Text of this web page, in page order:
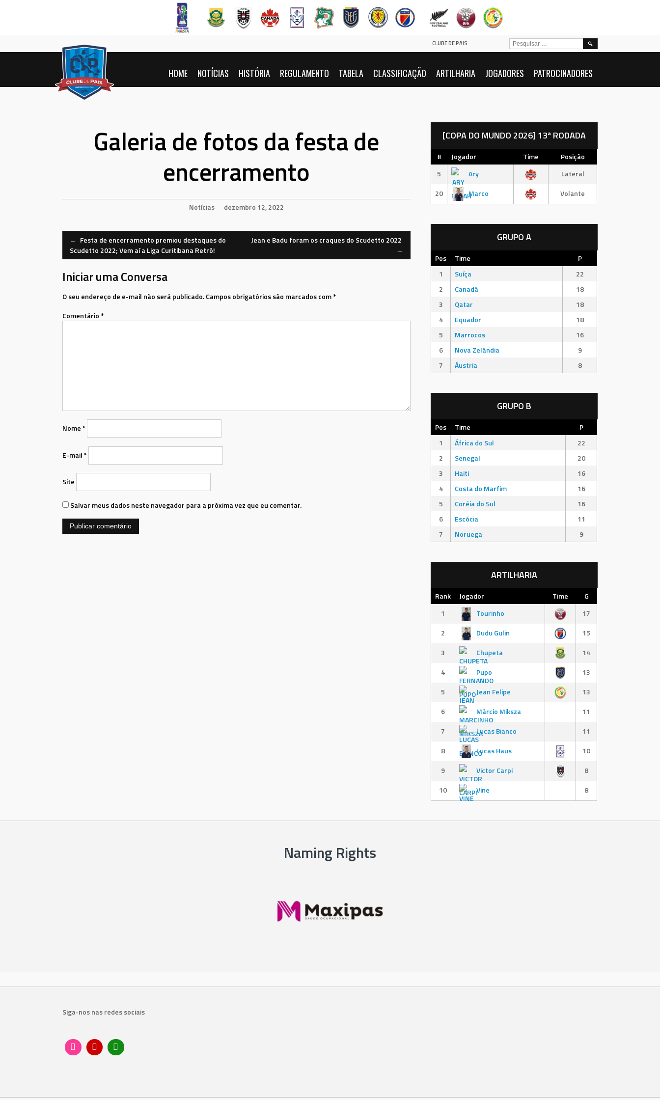
para
CLUBE DE PAIS
HOME NOTÍCIAS HISTÓRIA REGULAMENTO TABELA CLASSIFICAÇÃO ARTILHARIA JOGADORES PATROCINADORES
PESQUISAR
Galeria de fotos da festa de
encerramento
Notícias dezembro 12, 2022
Navegação
de
Mensagem
← Festa de encerramento premiou destaques do
Scudetto 2022; Vem aí a Liga Curitibana Retrô!
Jean e Badu foram os craques do Scudetto 2022
→
Iniciar uma Conversa
O seu endereço de e-mail não será publicado.Campos obrigatórios são marcados com*
Comentário*
Nome*
E-mail*
Site
Salvar meus dados neste navegador para a próxima vez que eu comentar.
[COPA DO MUNDO 2026] 13ª RODADA
# Jogador Time
Posição
5
Ary
Lateral
20
Marco Volante
GRUPO A
Pos Time
P
1
Suíça
22
2
Canadá
18
3
Qatar
18
4
Equador
18
5
Marrocos
16
6
Nova Zelândia
9
7
Áustria 8
GRUPO B
Pos Time
P
1
África do Sul
22
2
Senegal
20
3
Haiti
16
4
Costa do Marfim
16
5
Coréia do Sul
16
6
Escócia
11
7
Noruega 9
ARTILHARIA
Rank Jogador Time
G
1
Tourinho
17
2
Dudu Gulin
15
3
Chupeta
14
4
Pupo
13
5
Jean Felipe
13
6
Márcio Miksza
11
7
Lucas Bianco
11
8
Lucas Haus
10
9
Victor Carpi
8
10
Vine 8
Naming Rights
Siga-nos nas redes sociais